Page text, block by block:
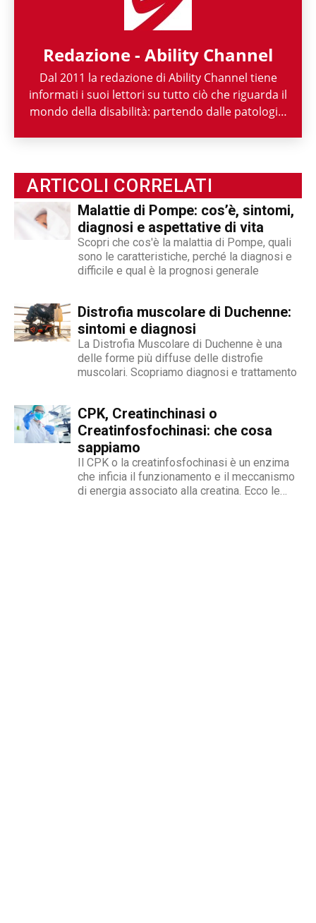
Redazione - Ability Channel
Dal 2011 la redazione di Ability Channel tiene
informati i suoi lettori su tutto ciò che riguarda il
mondo della disabilità: partendo dalle patologie,
l'approccio positivo alla disabilità, una risorsa
fondamentale della nostra società.
ARTICOLI CORRELATI
Malattie di Pompe: cos’è, sintomi,
diagnosi e aspettative di vita
Scopri che cos'è la malattia di Pompe, quali
sono le caratteristiche, perché la diagnosi e
difficile e qual è la prognosi generale
Distrofia muscolare di Duchenne:
sintomi e diagnosi
La Distrofia Muscolare di Duchenne è una
delle forme più diffuse delle distrofie
muscolari. Scopriamo diagnosi e trattamento
CPK, Creatinchinasi o
Creatinfosfochinasi: che cosa
sappiamo
Il CPK o la creatinfosfochinasi è un enzima
che inficia il funzionamento e il meccanismo
di energia associato alla creatina. Ecco le